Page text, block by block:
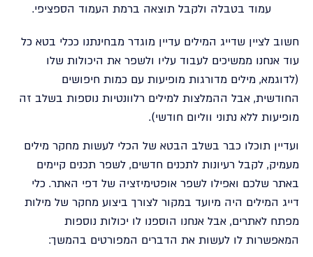
עמוד בטבלה ולקבל תוצאה ברמת העמוד הספציפי.
חשוב לציין שדייג המילים עדיין מוגדר מבחינתנו ככלי בטא כל
עוד אנחנו ממשיכים לעבוד עליו ולשפר את היכולות שלו
(לדוגמא, מילים מדורגות מופיעות עם כמות חיפושים
החודשית, אבל ההמלצות למילים רלוונטיות נוספות בשלב זה
מופיעות ללא נתוני ווליום חודשי).
ועדיין תוכלו כבר בשלב הבטא של הכלי לעשות מחקר מילים
מעמיק, לקבל רעיונות לתכנים חדשים, לשפר תכנים קיימים
באתר שלכם ואפילו לשפר אופטימיזציה של דפי האתר. כלי
דייג המילים היה מיועד במקור לצורך ביצוע מחקר של מילות
מפתח לאתרים, אבל אנחנו הוספנו לו יכולות נוספות
המאפשרות לו לעשות את הדברים המפורטים בהמשך: